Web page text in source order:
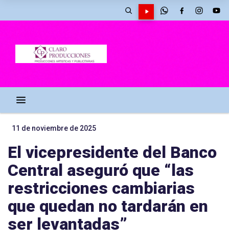
11 de noviembre de 2025
El vicepresidente del Banco
Central aseguró que “las
restricciones cambiarias
que quedan no tardarán en
ser levantadas”